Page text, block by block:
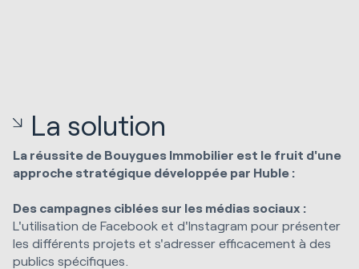
La solution
La réussite de Bouygues Immobilier est le fruit d'une
approche stratégique développée par Huble :
Des campagnes ciblées sur les médias sociaux :
L'utilisation de Facebook et d'Instagram pour présenter
les différents projets et s'adresser efficacement à des
publics spécifiques.